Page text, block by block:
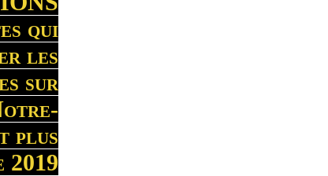
qui
les
sur
plus